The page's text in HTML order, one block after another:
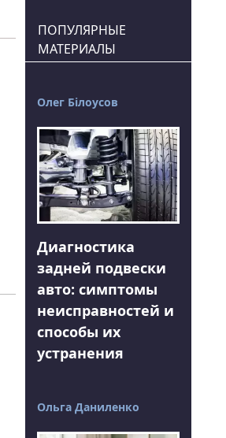
ПОПУЛЯРНЫЕ
МАТЕРИАЛЫ
Олег Білоусов
Диагностика
задней подвески
авто: симптомы
неисправностей и
способы их
устранения
Ольга Даниленко